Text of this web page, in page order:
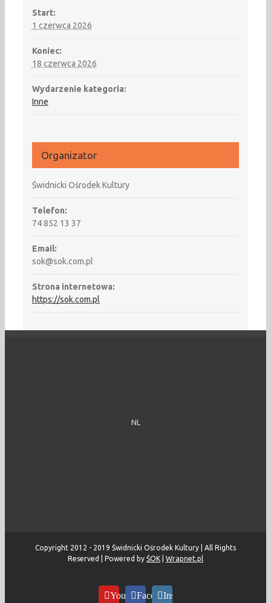
Start:
1 czerwca 2026
Koniec:
18 czerwca 2026
Wydarzenie kategoria:
Inne
Organizator
Świdnicki Ośrodek Kultury
Telefon:
74 852 13 37
Email:
sok@sok.com.pl
Strona internetowa:
https://sok.com.pl
NL
Copyright 2012 - 2019 Świdnicki Ośrodek Kultury | All Rights
Reserved | Powered by ŚOK Wrapnet.pl
YouTubeFacebookInstagram